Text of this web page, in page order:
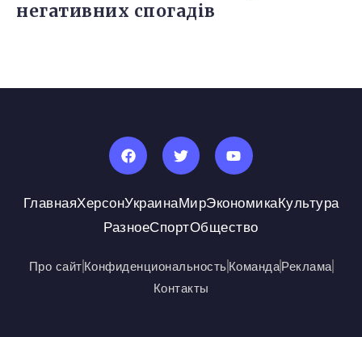
негативних спогадів
ГлавнаяХерсонУкраинаМирЭкономикаКультура
РазноеСпортОбщество
Про сайтКонфиденциональностьКомандаРеклама
Контакты